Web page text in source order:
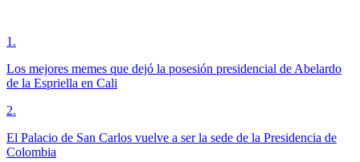
1 .
Los mejores memes que dejó la posesión presidencial de Abelardo
de la Espriella en Cali
2.
El Palacio de San Carlos vuelve a ser la sede de la Presidencia de
Colombia